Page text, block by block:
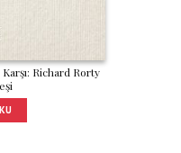
Richard Rorty